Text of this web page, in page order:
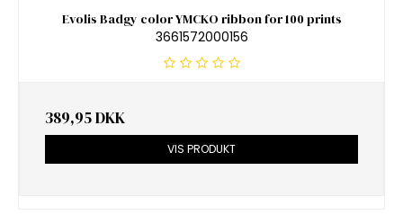
Evolis Badgy color YMCKO ribbon for 100 prints
3661572000156
389,95 DKK
VIS PRODUKT